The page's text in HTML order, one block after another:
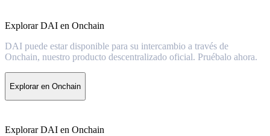
Explorar DAI en Onchain
DAI puede estar disponible para su intercambio a través de
Onchain, nuestro producto descentralizado oficial. Pruébalo ahora.
Explorar en Onchain
Explorar DAI en Onchain